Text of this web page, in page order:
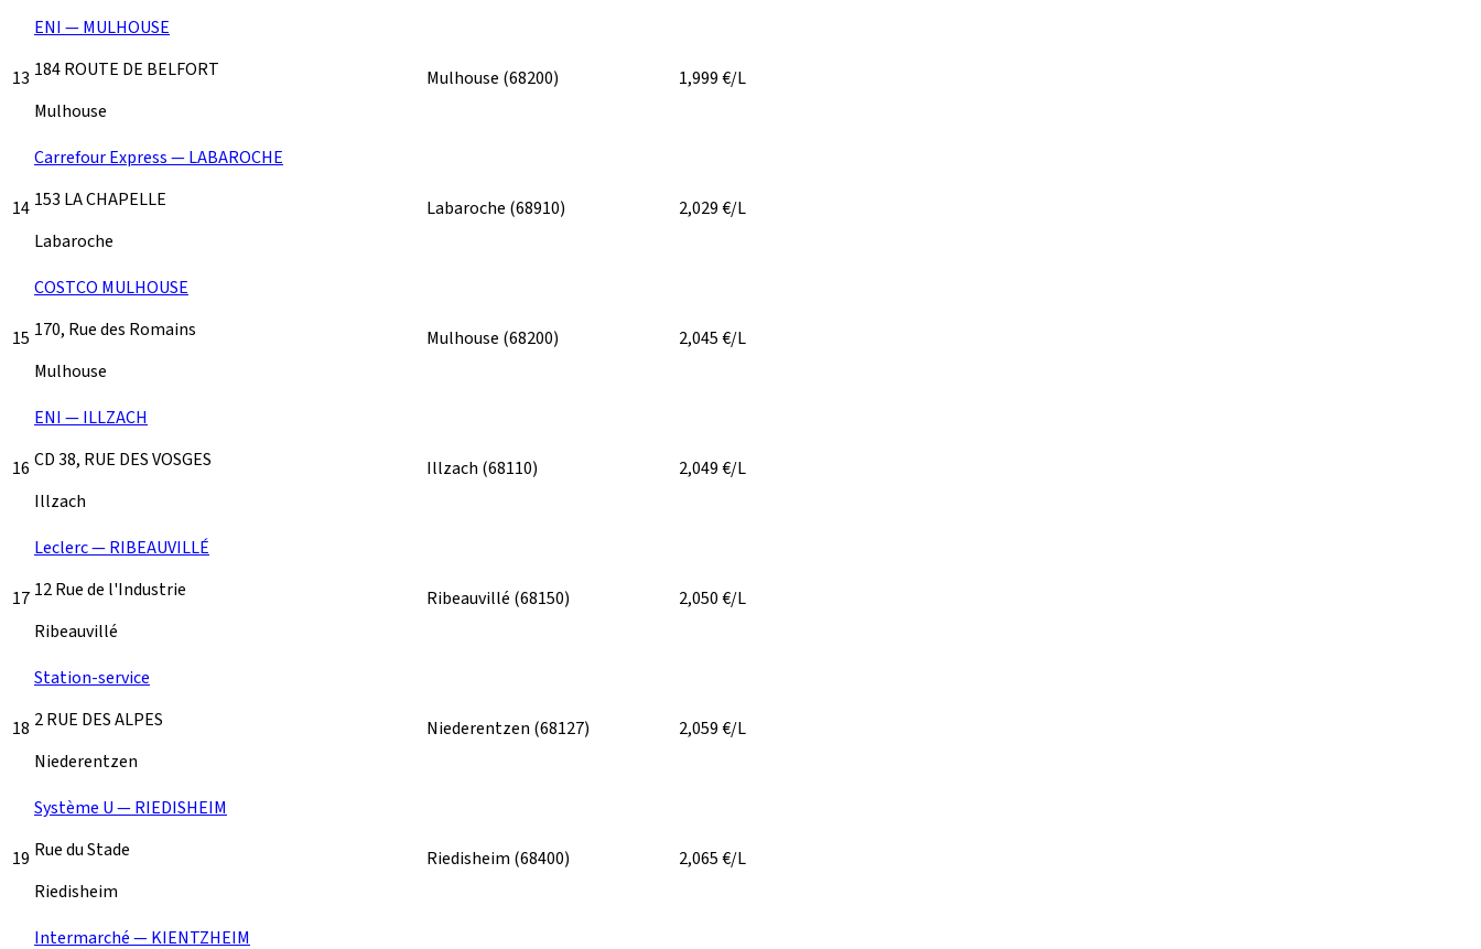
13
ENI — MULHOUSE
184 ROUTE DE BELFORT
Mulhouse
Mulhouse (68200) 1,999€/L
14
Carrefour Express — LABAROCHE
153 LA CHAPELLE
Labaroche
Labaroche (68910) 2,029€/L
15
COSTCO MULHOUSE
170, Rue des Romains
Mulhouse
Mulhouse (68200) 2,045€/L
16
ENI — ILLZACH
CD 38, RUE DES VOSGES
Illzach
Illzach (68110) 2,049€/L
17
Leclerc — RIBEAUVILLÉ
12 Rue de l'Industrie
Ribeauvillé
Ribeauvillé (68150) 2,050€/L
18
Station-service
2 RUE DES ALPES
Niederentzen
Niederentzen (68127) 2,059€/L
19
Système U — RIEDISHEIM
Rue du Stade
Riedisheim
Riedisheim (68400) 2,065€/L
Intermarché — KIENTZHEIM